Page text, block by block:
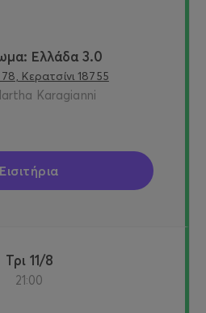
Ελλάδα 3.0
Κερατσίνι 18755
Karagianni
Εισιτήρια
Τρι 11/8
21:00